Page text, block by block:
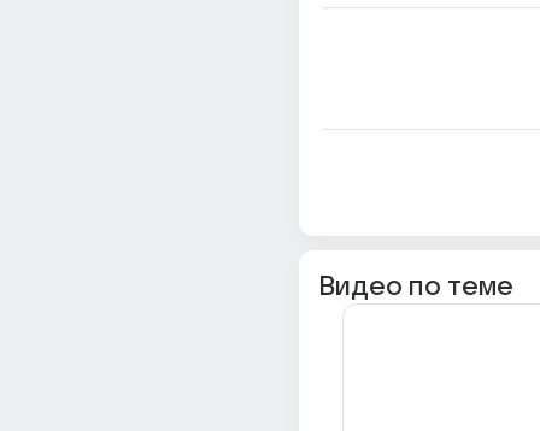
Видео по теме